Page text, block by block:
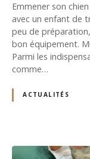
Emmener son
avec un enfant de
peu de
bon équipement.
Parmi les
comme…
ACTUALITÉS